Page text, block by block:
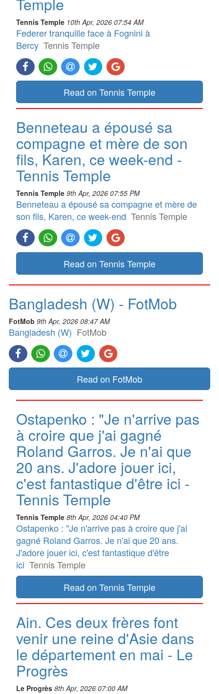
Tennis Temple 10th Apr, 2026 07:54 AM
Federer tranquille face à Fognini à
Bercy Tennis Temple
Read on Tennis Temple
Benneteau a épousé sa
compagne et mère de son
fils, Karen, ce week-end -
Tennis Temple
Tennis Temple 9th Apr, 2026 07:55 PM
Benneteau a épousé sa compagne et mère de
son fils, Karen, ce week-end Tennis Temple
Read on Tennis Temple
Bangladesh (W) - FotMob
FotMob 9th Apr, 2026 08:47 AM
Bangladesh (W) FotMob
Read on FotMob
Ostapenko : "Je n'arrive pas
à croire que j'ai gagné
Roland Garros. Je n'ai que
20 ans. J'adore jouer ici,
c'est fantastique d'être ici -
Tennis Temple
Tennis Temple 8th Apr, 2026 04:40 PM
Ostapenko : "Je n'arrive pas à croire que j'ai
gagné Roland Garros. Je n'ai que 20 ans.
J'adore jouer ici, c'est fantastique d'être
ici Tennis Temple
Read on Tennis Temple
Ain. Ces deux frères font
venir une reine d'Asie dans
le département en mai - Le
Progrès
Le Progrès 8th Apr, 2026 07:00 AM